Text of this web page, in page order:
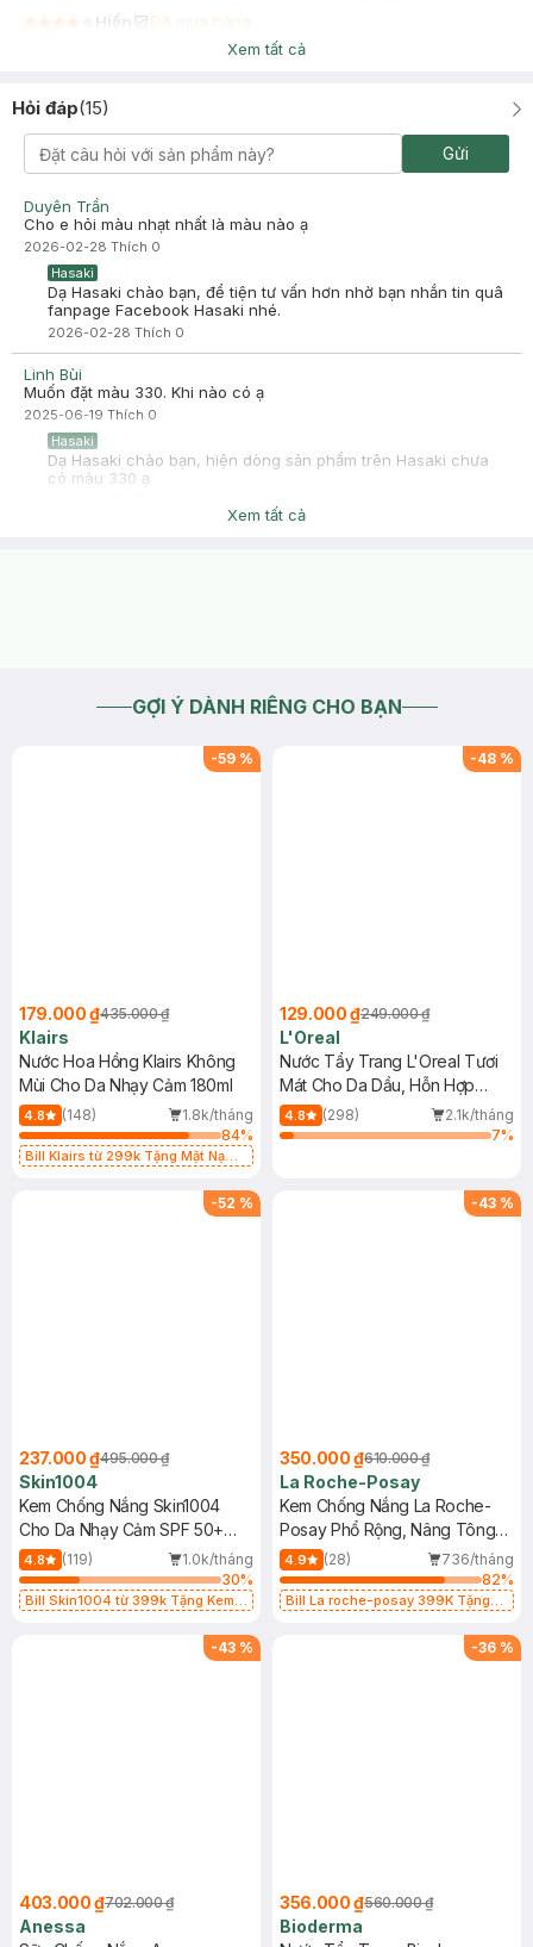
Hiền
Đã mua hàng
Xem tất cả
Hỏi đáp(15)
Gửi
Duyên Trần
Cho e hỏi màu nhạt nhất là màu nào ạ
2026-02-28 Thích 0
Hasaki
Dạ Hasaki chào bạn, để tiện tư vấn hơn nhờ bạn nhắn tin quâ
fanpage Facebook Hasaki nhé.
2026-02-28 Thích 0
Linh Bùi
Muốn đặt màu 330. Khi nào có ạ
2025-06-19 Thích 0
Hasaki
Dạ Hasaki chào bạn, hiện dòng sản phẩm trên Hasaki chưa
có màu 330 ạ
Xem tất cả
GỢI Ý DÀNH RIÊNG CHO BẠN
-59 %
179.000 ₫435.000 ₫
Klairs
Nước Hoa Hồng Klairs Không
Mùi Cho Da Nhạy Cảm 180ml
4.8 (148)
1.8k/tháng
84%
Bill Klairs từ 299k Tặng Mặt Nạ
-48 %
129.000 ₫249.000 ₫
L'Oreal
Nước Tẩy Trang L'Oreal Tươi
Mát Cho Da Dầu, Hỗn Hợp
400ml
4.8 (298)
2.1k/tháng
7%
-52 %
237.000 ₫495.000 ₫
Skin1004
Kem Chống Nắng Skin1004
Cho Da Nhạy Cảm SPF 50+
50ml
4.8 (119)
1.0k/tháng
30%
Bill Skin1004 từ 399k Tặng Kem
-43 %
350.000 ₫610.000 ₫
La Roche-Posay
Kem Chống Nắng La Roche-
Posay Phổ Rộng, Nâng Tông
Kiềm Dầu 50ml
4.9 (28)
736/tháng
82%
Bill La roche-posay 399K Tặng
-43 %
403.000 ₫702.000 ₫
Anessa
-36 %
356.000 ₫560.000 ₫
Bioderma